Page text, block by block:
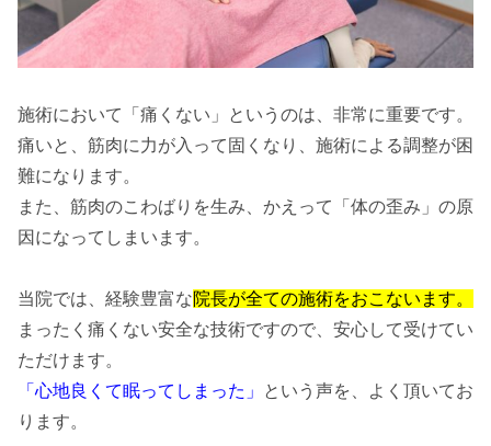
施術において「痛くない」というのは、非常に重要です。
痛いと、筋肉に力が入って固くなり、施術による調整が困
難になります。
また、筋肉のこわばりを生み、かえって「体の歪み」の原
因になってしまいます。
当院では、経験豊富な院長が全ての施術をおこないます。
まったく痛くない安全な技術ですので、安心して受けてい
ただけます。
「心地良くて眠ってしまった」
という声を、よく頂いてお
ります。